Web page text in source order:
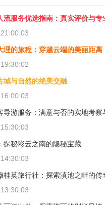
流服务优选指南：真实评价与专
理的旅程：穿越云端的美丽距离
城与自然的绝美交融
导游服务：满意与否的实地考察
探秘彩云之南的隐秘宝藏
桂英旅行社：探索滇池之畔的传